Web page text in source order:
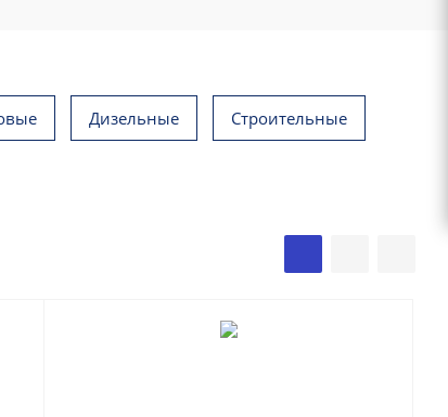
Дизельные Строительные